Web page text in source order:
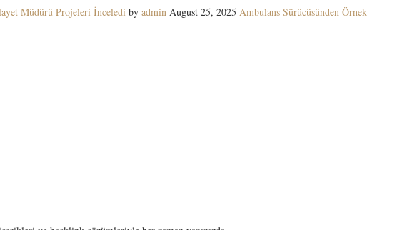
Müdürü Projeleri İnceledi by admin August 25, 2025 Ambulans Sürücüsünden Örnek